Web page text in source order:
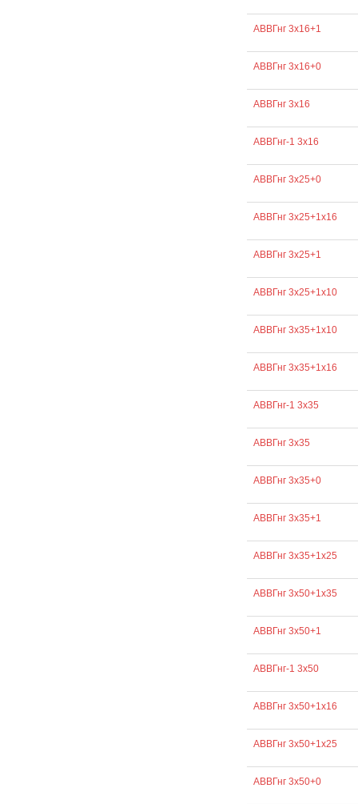
АВВГнг 3х16+1
АВВГнг 3х16+0
АВВГнг 3х16
АВВГнг-1 3х16
АВВГнг 3х25+0
АВВГнг 3х25+1х16
АВВГнг 3х25+1
АВВГнг 3х25+1х10
АВВГнг 3х35+1х10
АВВГнг 3х35+1х16
АВВГнг-1 3х35
АВВГнг 3х35
АВВГнг 3х35+0
АВВГнг 3х35+1
АВВГнг 3х35+1х25
АВВГнг 3х50+1х35
АВВГнг 3х50+1
АВВГнг-1 3х50
АВВГнг 3х50+1х16
АВВГнг 3х50+1х25
АВВГнг 3х50+0